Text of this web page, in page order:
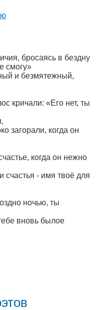
бросаясь в бездну
смогу»
и безмятежный,
кричали: «Его нет, ты
загорали, когда он
когда он нежно
счастья - имя твоё для
ночью, ты
вновь былое